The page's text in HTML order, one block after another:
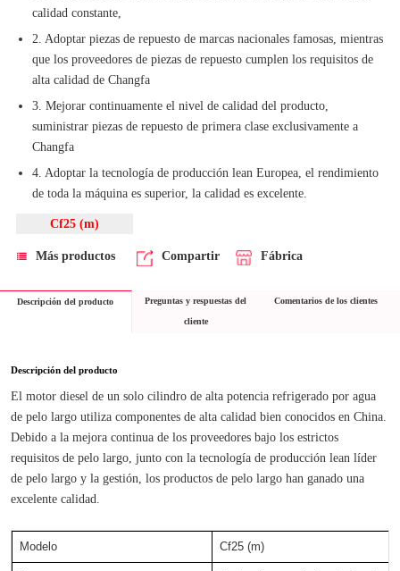
calidad constante,
2. Adoptar piezas de repuesto de marcas nacionales famosas, mientras
que los proveedores de piezas de repuesto cumplen los requisitos de
alta calidad de Changfa
3. Mejorar continuamente el nivel de calidad del producto,
suministrar piezas de repuesto de primera clase exclusivamente a
Changfa
4. Adoptar la tecnología de producción lean Europea, el rendimiento
de toda la máquina es superior, la calidad es excelente.
Cf25 (m)
Más productos Compartir Fábrica
Descripción del producto Preguntas y respuestas del
cliente
Comentarios de los clientes
Descripción del producto
El motor diesel de un solo cilindro de alta potencia refrigerado por agua
de pelo largo utiliza componentes de alta calidad bien conocidos en China.
Debido a la mejora continua de los proveedores bajo los estrictos
requisitos de pelo largo, junto con la tecnología de producción lean líder
de pelo largo y la gestión, los productos de pelo largo han ganado una
excelente calidad.
Modelo Cf25 (m)